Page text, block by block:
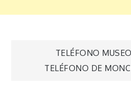
TELÉFONO
TELÉFONO DE